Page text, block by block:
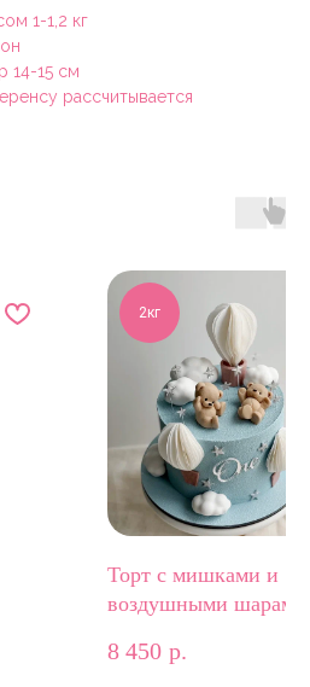
1-1,2 кг
14-15 см
рассчитывается
2кг
Торт с мишками и
воздушными шарами
8 450 р.